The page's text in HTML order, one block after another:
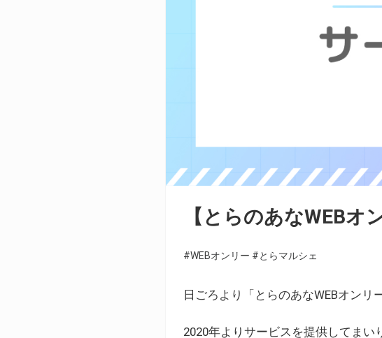
【とらのあなWEB
#WEBオンリー #とらマルシェ
日ごろより「とらのあなWEBオンリ
2020年よりサービスを提供してまい